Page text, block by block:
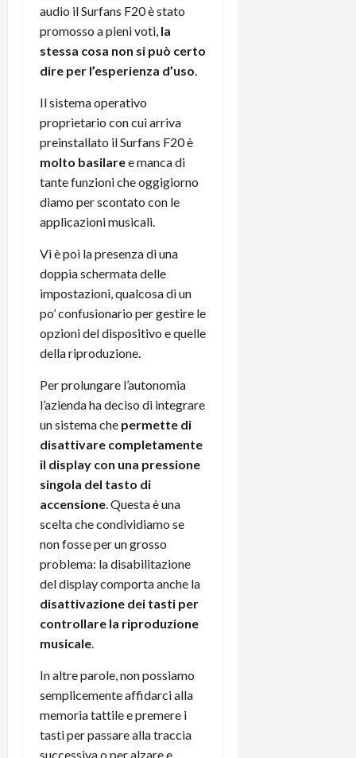
audio il Surfans F20 è stato
promosso a pieni voti, la
stessa cosa non si può certo
dire per l’esperienza d’uso.
Il sistema operativo
proprietario con cui arriva
preinstallato il Surfans F20 è
molto basilaree manca di
tante funzioni che oggigiorno
diamo per scontato con le
applicazioni musicali.
Vi è poi la presenza di una
doppia schermata delle
impostazioni, qualcosa di un
po’ confusionario per gestire le
opzioni del dispositivo e quelle
della riproduzione.
Per prolungare l’autonomia
l’azienda ha deciso di integrare
un sistema che permette di
disattivare completamente
il display con una pressione
singola del tasto di
accensione. Questa è una
scelta che condividiamo se
non fosse per un grosso
problema: la disabilitazione
del display comporta anche la
disattivazione dei tasti per
controllare la riproduzione
musicale.
In altre parole, non possiamo
semplicemente affidarci alla
memoria tattile e premere i
tasti per passare alla traccia
successiva o per alzare e